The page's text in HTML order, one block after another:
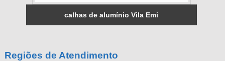
calhas de alumínio Vila Emi
Regiões de Atendimento